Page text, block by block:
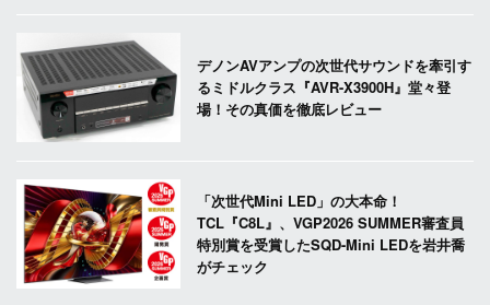
デノンAVアンプの次世代サウンドを牽引す
るミドルクラス『AVR-X3900H』堂々登
場！その真価を徹底レビュー
「次世代Mini LED」の大本命！
TCL『C8L』、VGP2026 SUMMER審査員
特別賞を受賞したSQD-Mini LEDを岩井喬
がチェック